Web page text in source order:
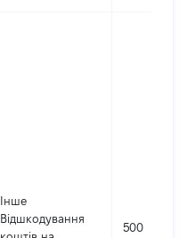
Інше
Відшкодування
500